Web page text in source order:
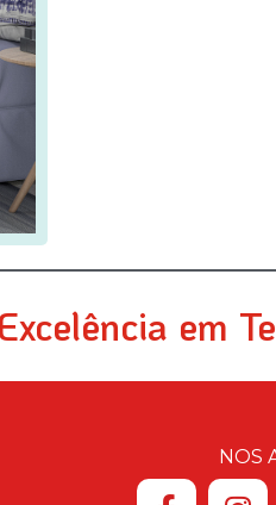
Excelência em
NOS